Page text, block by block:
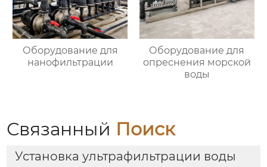
Оборудование для
нанофильтрации
Оборудование для
опреснения морской
воды
Связанный Поиск
Установка ультрафильтрации воды